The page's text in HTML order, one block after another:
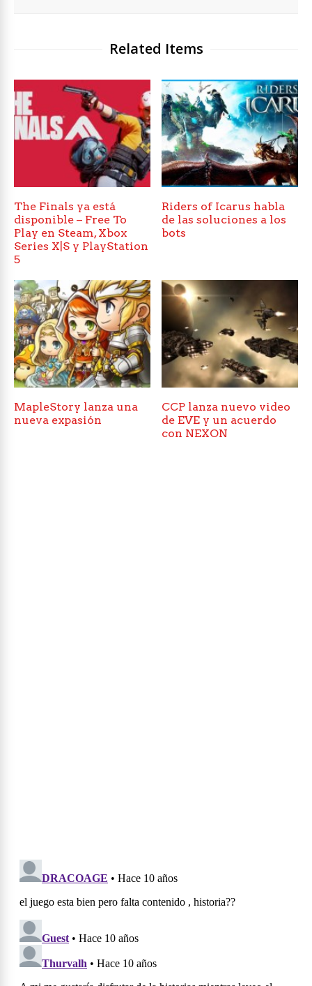
Related Items
The Finals ya está
disponible – Free To
Play en Steam, Xbox
Series X|S y PlayStation
5
Riders of Icarus habla
de las soluciones a los
bots
MapleStory lanza una
nueva expasión
CCP lanza nuevo video
de EVE y un acuerdo
con NEXON